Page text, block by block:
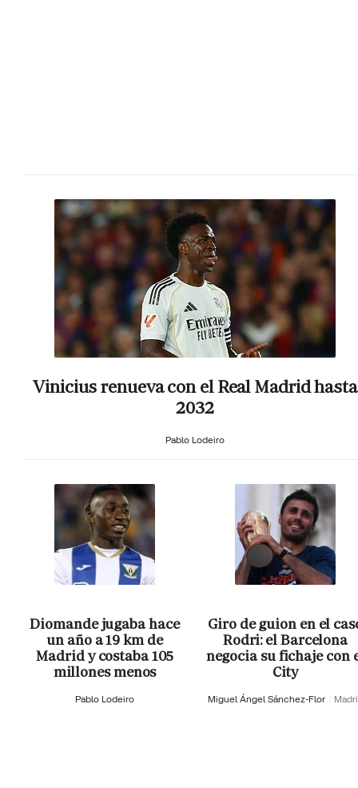
Vinicius renueva con el Real Madrid hasta
2032
Pablo Lodeiro
Diomande jugaba hace
un año a 19 km de
Madrid y costaba 105
millones menos
Pablo Lodeiro
Giro de guion en el
Rodri: el Barcelona
negocia su fichaje con
City
Miguel Ángel Sánchez-Flor